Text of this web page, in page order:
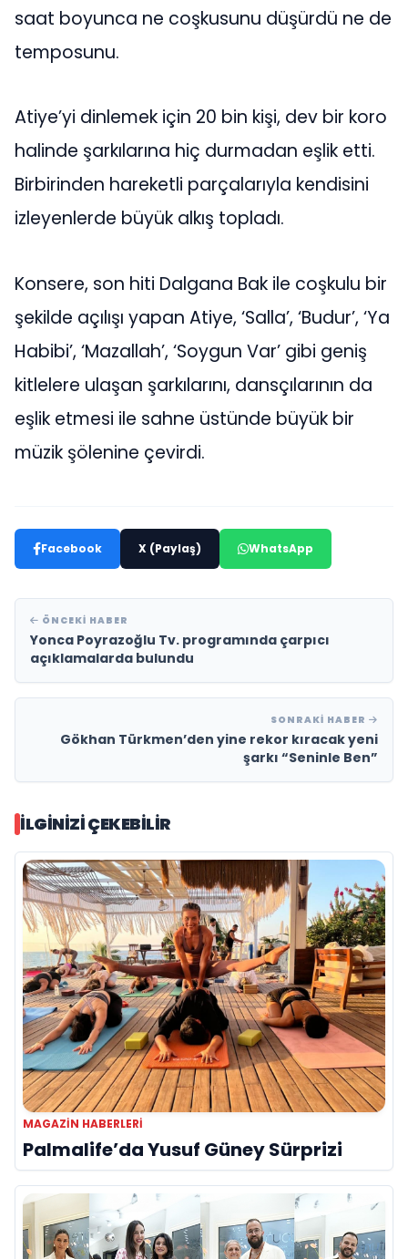
saat boyunca ne coşkusunu düşürdü ne de
temposunu.
Atiye’yi dinlemek için 20 bin kişi, dev bir koro
halinde şarkılarına hiç durmadan eşlik etti.
Birbirinden hareketli parçalarıyla kendisini
izleyenlerde büyük alkış topladı.
Konsere, son hiti Dalgana Bak ile coşkulu bir
şekilde açılışı yapan Atiye, ‘Salla’, ‘Budur’, ‘Ya
Habibi’, ‘Mazallah’, ‘Soygun Var’ gibi geniş
kitlelere ulaşan şarkılarını, dansçılarının da
eşlik etmesi ile sahne üstünde büyük bir
müzik şölenine çevirdi.
Facebook X (Paylaş) WhatsApp
ÖNCEKI HABER
Yonca Poyrazoğlu Tv. programında çarpıcı
açıklamalarda bulundu
SONRAKI HABER
Gökhan Türkmen’den yine rekor kıracak yeni
şarkı “Seninle Ben”
İLGINIZI ÇEKEBILIR
MAGAZIN HABERLERI
Palmalife’da Yusuf Güney Sürprizi